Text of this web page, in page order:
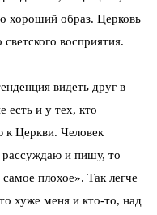
хороший образ. Церковь
восприятия.
видеть друг в
есть и у тех, кто
к Церкви. Человек
рассуждаю и пишу, то
плохое». Так легче
хуже меня и кто-то, над